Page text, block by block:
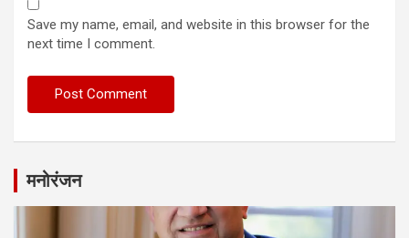
Save my name, email, and website in this browser for the
next time I comment.
मनोरंजन